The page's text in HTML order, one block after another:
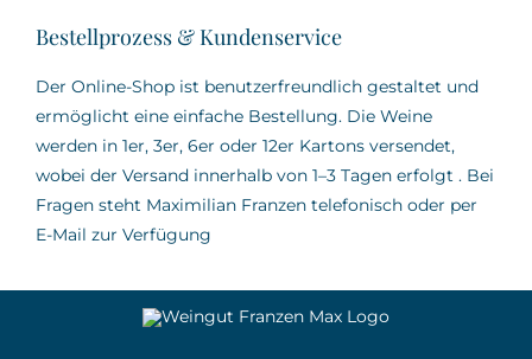
Bestellprozess & Kundenservice
Der Online-Shop ist benutzerfreundlich gestaltet und
ermöglicht eine einfache Bestellung. Die Weine
werden in 1er, 3er, 6er oder 12er Kartons versendet,
wobei der Versand innerhalb von 1–3 Tagen erfolgt . Bei
Fragen steht Maximilian Franzen telefonisch oder per
E-Mail zur Verfügung